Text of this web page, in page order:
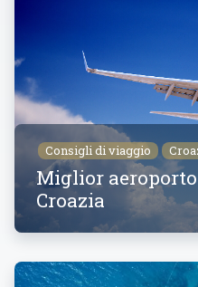
Consigli di viaggio
Miglior
Croazia